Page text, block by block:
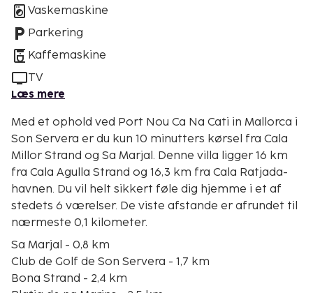
Vaskemaskine
Parkering
Kaffemaskine
TV
Læs mere
Med et ophold ved Port Nou Ca Na Cati in Mallorca i
Son Servera er du kun 10 minutters kørsel fra Cala
Millor Strand og Sa Marjal. Denne villa ligger 16 km
fra Cala Agulla Strand og 16,3 km fra Cala Ratjada-
havnen. Du vil helt sikkert føle dig hjemme i et af
stedets 6 værelser. De viste afstande er afrundet til
nærmeste 0,1 kilometer.
Sa Marjal - 0,8 km
Club de Golf de Son Servera - 1,7 km
Bona Strand - 2,4 km